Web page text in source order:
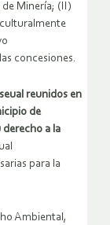
Minería; (II)
concesiones.
reunidos en
de
a la
para la
Ambiental,